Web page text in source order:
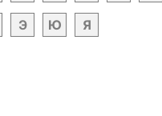
Э Ю Я